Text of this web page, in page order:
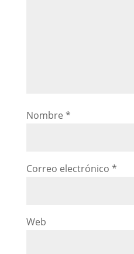
Nombre *
Correo electrónico *
Web